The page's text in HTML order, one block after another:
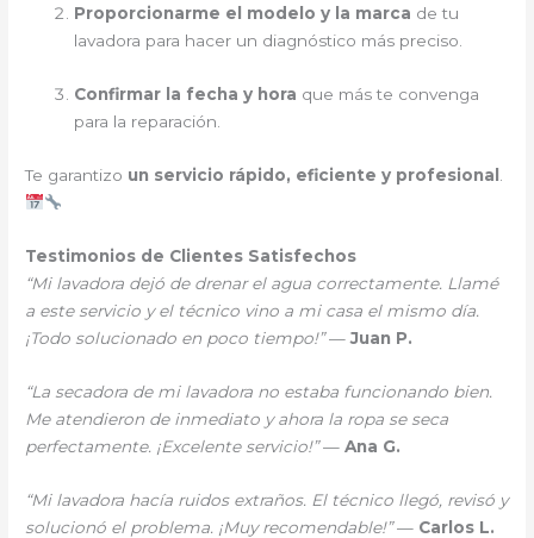
Proporcionarme el modelo y la marca de tu
lavadora para hacer un diagnóstico más preciso.
Confirmar la fecha y hora que más te convenga
para la reparación.
Te garantizo un servicio rápido, eficiente y profesional
Testimonios de Clientes Satisfechos
“Mi lavadora dejó de drenar el agua correctamente. Llamé
a este servicio y el técnico vino a mi casa el mismo día.
¡Todo solucionado en poco tiempo!”—Juan P.
“La secadora de mi lavadora no estaba funcionando bien.
Me atendieron de inmediato y ahora la ropa se seca
perfectamente. ¡Excelente servicio!”—Ana G.
“Mi lavadora hacía ruidos extraños. El técnico llegó, revisó y
solucionó el problema. ¡Muy recomendable!”— Carlos L.